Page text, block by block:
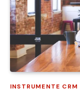
INSTRUMENTE CRM